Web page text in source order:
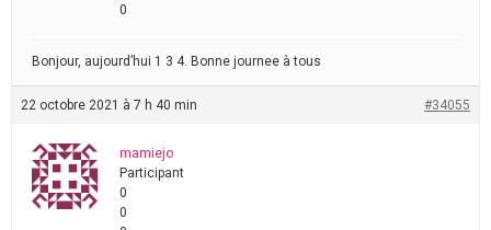
0
Bonjour, aujourd’hui 1 3 4. Bonne journee à tous
22 octobre 2021 à 7 h 40 min #34055
mamiejo
Participant
0
0